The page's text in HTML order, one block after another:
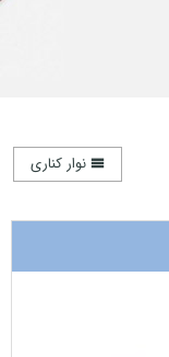
نوار کناری